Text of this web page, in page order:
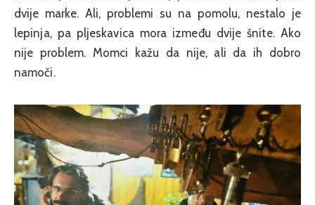
dvije marke. Ali, problemi su na pomolu, nestalo je
lepinja, pa pljeskavica mora između dvije šnite. Ako
nije problem. Momci kažu da nije, ali da ih dobro
namoči.